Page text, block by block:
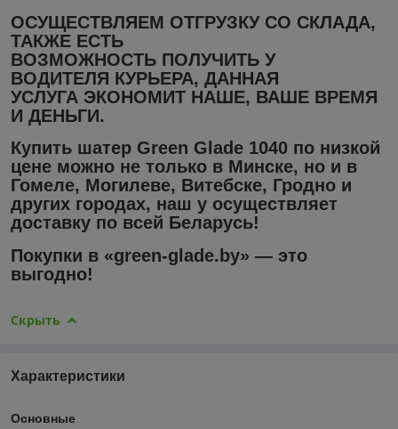
ОСУЩЕСТВЛЯЕМ ОТГРУЗКУ СО СКЛАДА,
ТАКЖЕ ЕСТЬ
ВОЗМОЖНОСТЬ ПОЛУЧИТЬ У
ВОДИТЕЛЯ КУРЬЕРА, ДАННАЯ
УСЛУГА ЭКОНОМИТ НАШЕ, ВАШЕ ВРЕМЯ
И ДЕНЬГИ.
Купить шатер Green Glade 1040 по низкой
цене можно не только в Минске, но и в
Гомеле, Могилеве, Витебске, Гродно и
других городах, наш y осуществляет
доставку по всей Беларусь!
Покупки в «green-glade.by» — это
выгодно!
Скрыть
Характеристики
Основные